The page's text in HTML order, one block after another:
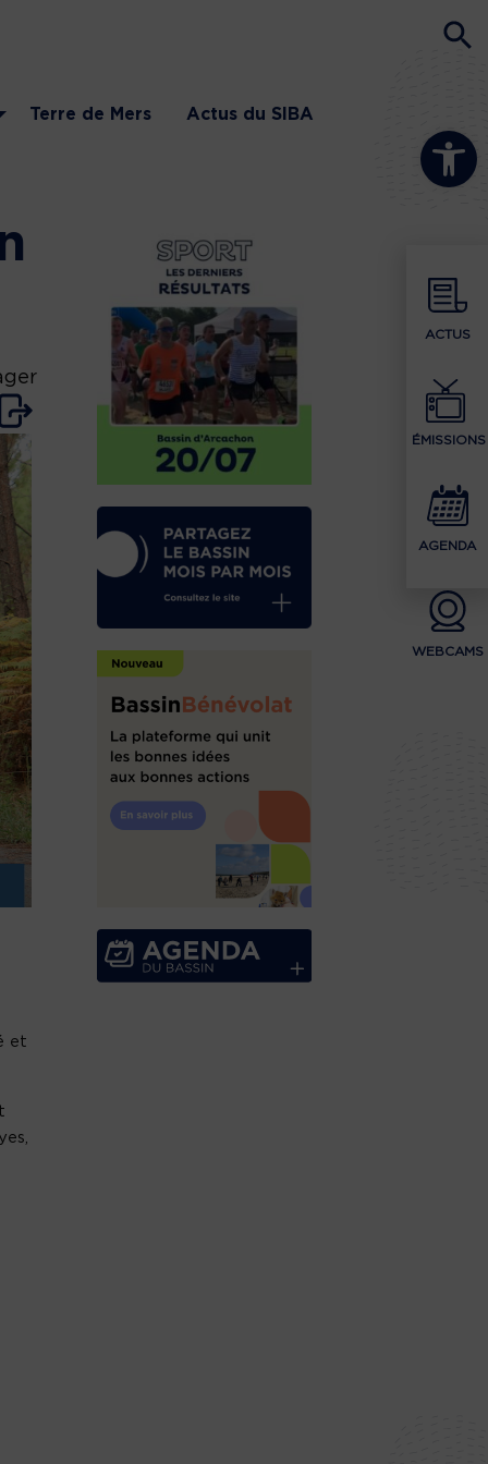
Ouvrir la
ACTUS
ÉMISSIONS
AGENDA
WEBCAMS
Terre de Mers Actus du SIBA
et